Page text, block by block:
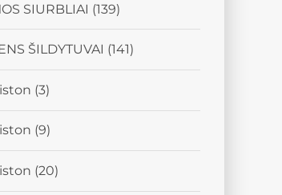
SIURBLIAI (139)
ŠILDYTUVAI (141)
(3)
(9)
(20)